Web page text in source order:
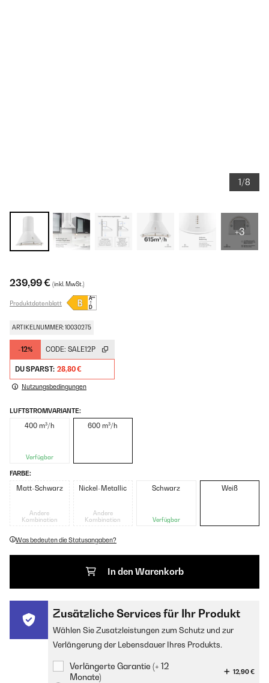
1/8
+3
239,99 € (inkl. MwSt.)
Produktdatenblatt
ARTIKELNUMMER: 10030275
-12% CODE: SALE12P
DU SPARST: 28,80 €
Nutzungsbedingungen
LUFTSTROMVARIANTE:
400 m³/h
Verfügbar
600 m³/h
FARBE:
Matt-Schwarz
Andere
Kombination
Nickel-Metallic
Andere
Kombination
Schwarz
Verfügbar
Weiß
Was bedeuten die Statusangaben?
In den Warenkorb
Zusätzliche Services für Ihr Produkt
Wählen Sie Zusatzleistungen zum Schutz und zur
Verlängerung der Lebensdauer Ihres Produkts.
Verlängerte Garantie (+ 12
Monate)
12,90 €